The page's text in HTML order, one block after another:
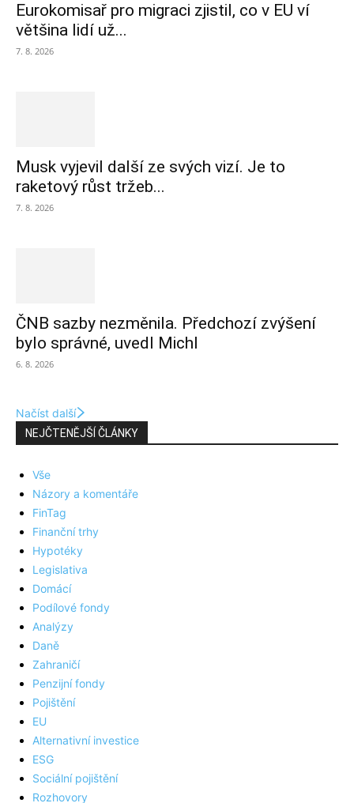
Eurokomisař pro migraci zjistil, co v EU ví
většina lidí už...
7. 8. 2026
Musk vyjevil další ze svých vizí. Je to
raketový růst tržeb...
7. 8. 2026
ČNB sazby nezměnila. Předchozí zvýšení
bylo správné, uvedl Michl
6. 8. 2026
Načíst další
NEJČTENĚJŠÍ ČLÁNKY
Vše
Názory a komentáře
FinTag
Finanční trhy
Hypotéky
Legislativa
Domácí
Podílové fondy
Analýzy
Daně
Zahraničí
Penzijní fondy
Pojištění
EU
Alternativní investice
ESG
Sociální pojištění
Rozhovory